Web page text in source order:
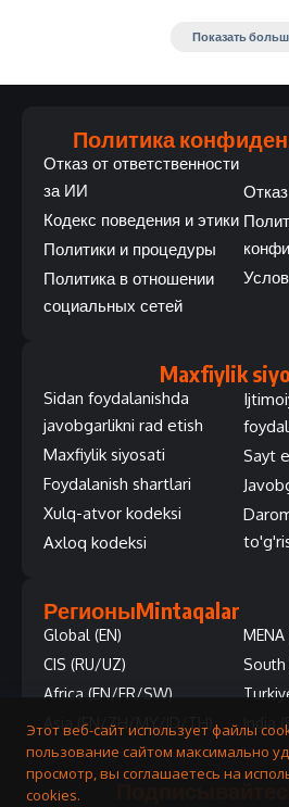
Показать
Политика
Отказ от ответственности
за ИИ
Кодекс поведения и этики
Политики и процедуры
Политика в отношении
социальных сетей
Maxfiylik
Sidan foydalanishda
javobgarlikni rad etish
Maxfiylik siyosati
Foydalanish shartlari
Xulq-atvor kodeksi
Axloq kodeksi
Sayt
РегионыMintaqalar
Global (EN)
CIS (RU/UZ)
Africa (EN/FR/SW)
Asia (EN/ZH/MY/ID/TH)
MENA
South
India
Этот веб-сайт использует файлы
пользование сайтом максимально
просмотр, вы соглашаетесь на
cookies.